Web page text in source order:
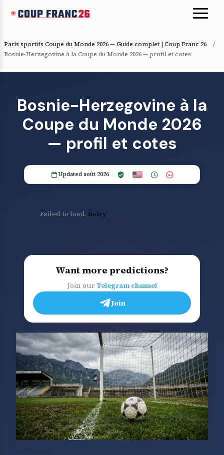
Paris sportifs Coupe du Monde 2026 — Guide complet | Coup Franc 26
/
Bosnie-Herzegovine à la Coupe du Monde 2026 — profil et cotes
Bosnie-Herzegovine à la
Coupe du Monde 2026
— profil et cotes
Updated août 2026 18+
Failed to load. Retry
Want more predictions?
Join our Telegram channel
Join